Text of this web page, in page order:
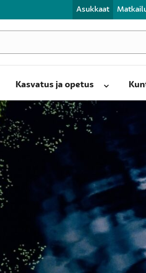
Asukkaat
Kasvatus ja opetus